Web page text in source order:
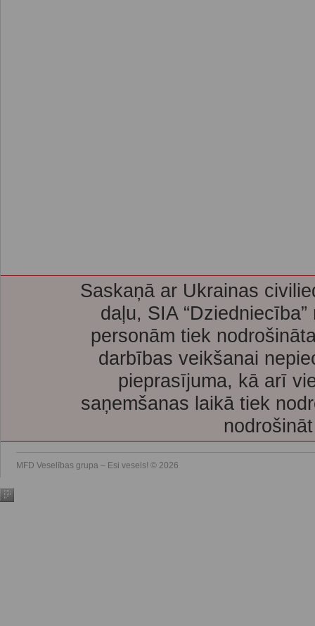
Saskaņā ar Ukrainas
daļu, SIA
personām tiek
darbības veikšanai
pieprasījuma, kā arī
saņemšanas laikā tiek
MFD Veselības grupa – Esi vesels! © 2026